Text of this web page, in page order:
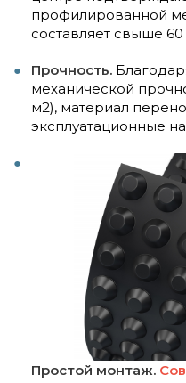
профилированной
составляет свыше 60
Прочность.
механической
м2), материал
эксплуатационные
Простой монтаж.